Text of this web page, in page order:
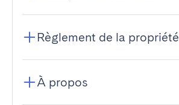
Règlement de la propriété
À propos